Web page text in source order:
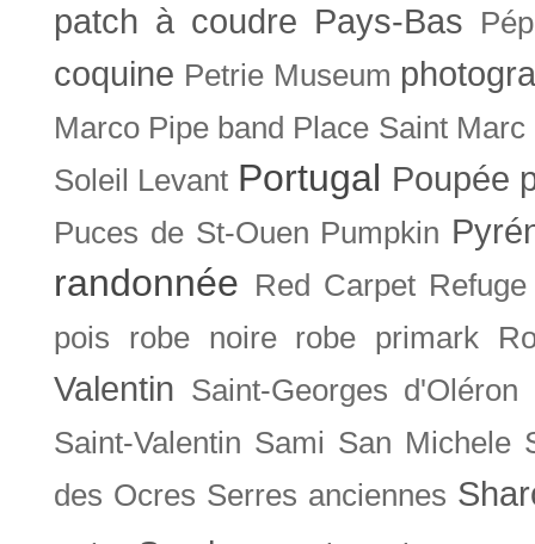
patch à coudre Pays-Bas
coquine Petrie Museum
Marco Pipe band Place Saint Marc
Soleil Levant Portugal Poupée
Puces de St-Ouen Pumpkin
randonnée Red Carpet Refuge
pois
robe noire robe primark
Valentin Saint-Georges d'Oléron
Saint-Valentin Sami San Michele
des Ocres Serres anciennes